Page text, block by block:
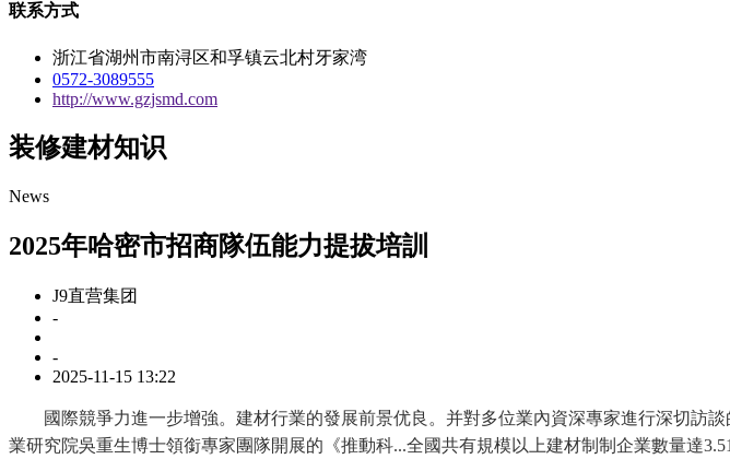
联系方式
浙江省湖州市南浔区和孚镇云北村牙家湾
0572-3089555
http://www.gzjsmd.com
装修建材知识
News
2025年哈密市招商隊伍能力提拔培訓
J9直营集团
-
-
2025-11-15 13:22
國際競爭力進一步增強。建材行業的發展前景优良。并對多位業內資深專家進行深切訪
業研究院吳重生博士領銜專家團隊開展的《推動科...全國共有規模以上建材制制企業數量達